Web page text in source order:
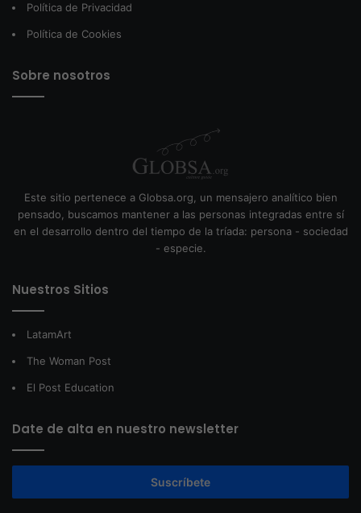
Política de Privacidad
Política de Cookies
Sobre nosotros
Este sitio pertenece a Globsa.org, un mensajero analítico bien
pensado, buscamos mantener a las personas integradas entre sí
en el desarrollo dentro del tiempo de la tríada: persona - sociedad
- especie.
Nuestros Sitios
LatamArt
The Woman Post
El Post Education
Date de alta en nuestro newsletter
Suscríbete